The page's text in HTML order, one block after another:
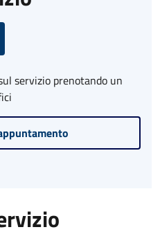
servizio prenotando un